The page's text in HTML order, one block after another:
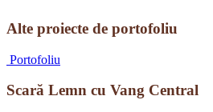
Alte proiecte de portofoliu
Portofoliu
cu
Scară Lemn cu Vang Central